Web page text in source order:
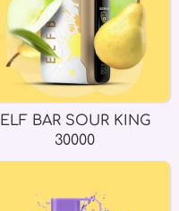
ELF BAR SOUR KING
30000